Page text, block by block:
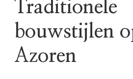
Traditionele
bouwstijlen
Azoren